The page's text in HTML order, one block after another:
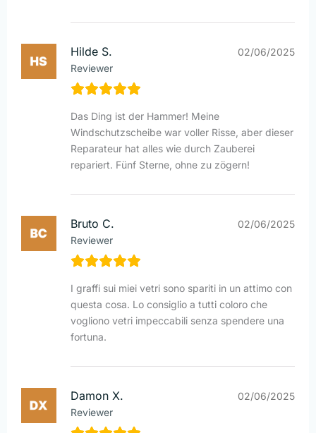
Hilde S.
Reviewer
02/06/2025
Das Ding ist der Hammer! Meine
Windschutzscheibe war voller Risse, aber dieser
Reparateur hat alles wie durch Zauberei
repariert. Fünf Sterne, ohne zu zögern!
Bruto C.
Reviewer
02/06/2025
I graffi sui miei vetri sono spariti in un attimo con
questa cosa. Lo consiglio a tutti coloro che
vogliono vetri impeccabili senza spendere una
fortuna.
Damon X.
Reviewer
02/06/2025